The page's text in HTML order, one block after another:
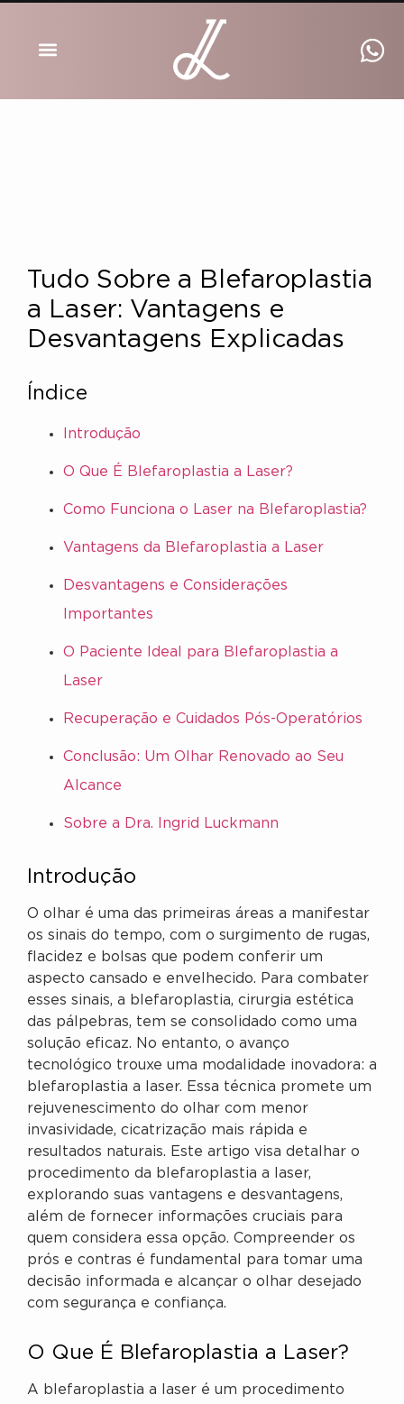
Tudo Sobre a Blefaroplastia
a Laser: Vantagens e
Desvantagens Explicadas
Índice
Introdução
O Que É Blefaroplastia a Laser?
Como Funciona o Laser na Blefaroplastia?
Vantagens da Blefaroplastia a Laser
Desvantagens e Considerações
Importantes
O Paciente Ideal para Blefaroplastia a
Laser
Recuperação e Cuidados Pós-Operatórios
Conclusão: Um Olhar Renovado ao Seu
Alcance
Sobre a Dra. Ingrid Luckmann
Introdução
O olhar é uma das primeiras áreas a manifestar
os sinais do tempo, com o surgimento de rugas,
flacidez e bolsas que podem conferir um
aspecto cansado e envelhecido. Para combater
esses sinais, a blefaroplastia, cirurgia estética
das pálpebras, tem se consolidado como uma
solução eficaz. No entanto, o avanço
tecnológico trouxe uma modalidade inovadora: a
blefaroplastia a laser. Essa técnica promete um
rejuvenescimento do olhar com menor
invasividade, cicatrização mais rápida e
resultados naturais. Este artigo visa detalhar o
procedimento da blefaroplastia a laser,
explorando suas vantagens e desvantagens,
além de fornecer informações cruciais para
quem considera essa opção. Compreender os
prós e contras é fundamental para tomar uma
decisão informada e alcançar o olhar desejado
com segurança e confiança.
O Que É Blefaroplastia a Laser?
A blefaroplastia a laser é um procedimento